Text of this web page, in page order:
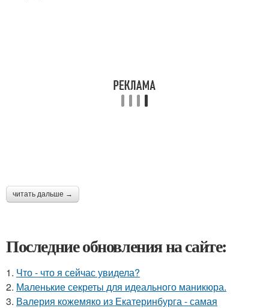
читать дальше →
Последние обновления на сайте:
1. Что - что я сейчас увидела?
2. Маленькие секреты для идеального маникюра.
3. Валерия кожемяко из Екатеринбурга - самая